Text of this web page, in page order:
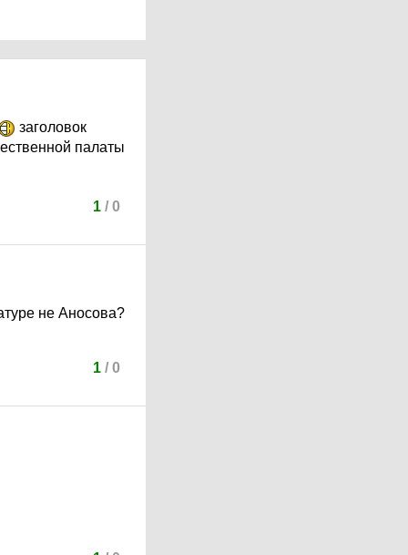
заголовок
палаты
1/ 0
не Аносова?
1/ 0